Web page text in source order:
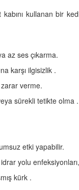
kullanan bir
az ses çıkarma.
karşı ilgisizlik .
verme.
sürekli tetikte olma .
etki yapabilir.
yolu
kürk .